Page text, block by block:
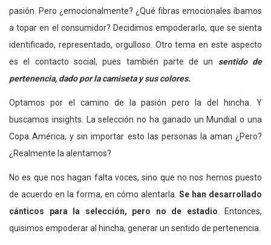
pasión. Pero ¿emocionalmente? ¿Qué fibras emocionales íbamos
a topar en el consumidor? Decidimos empoderarlo, que se sienta
identificado, representado, orgulloso. Otro tema en este aspecto
es el contacto social, pues también parte de un sentido de
pertenencia, dado por la camiseta y sus colores.
Optamos por el camino de la pasión pero la del hincha. Y
buscamos insights. La selección no ha ganado un Mundial o una
Copa América, y sin importar esto las personas la aman ¿Pero?
¿Realmente la alentamos?
No es que nos hagan falta voces, sino que no nos hemos puesto
de acuerdo en la forma, en cómo alentarla. Se han desarrollado
cánticos para la selección, pero no de estadio. Entonces,
quisimos empoderar al hincha, generar un sentido de pertenencia.